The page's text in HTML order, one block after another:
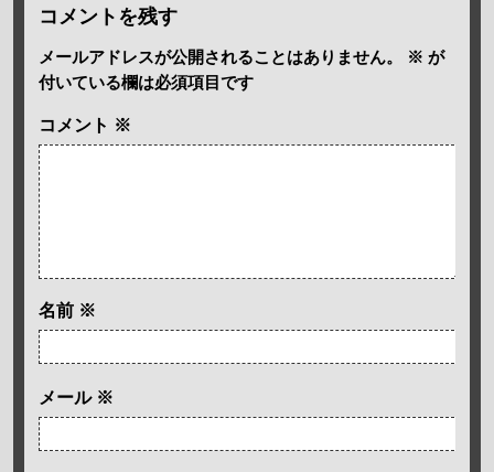
コメントを残す
メールアドレスが公開されることはありません。 ※ が
付いている欄は必須項目です
コメント ※
名前 ※
メール ※